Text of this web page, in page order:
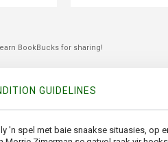
BookBucks for sharing!
GUIDELINES
'n spel met baie snaakse situasies,